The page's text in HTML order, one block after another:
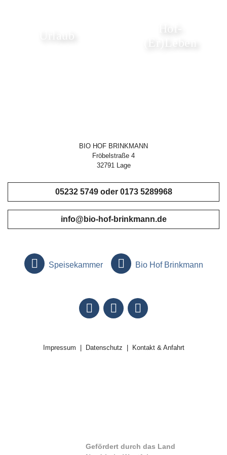
BIO HOF BRINKMANN
Fröbelstraße 4
32791 Lage
05232 5749 oder 0173 5289968
info@bio-hof-brinkmann.de
Speisekammer Bio Hof Brinkmann
Impressum Datenschutz Kontakt & Anfahrt
Gefördert durch das Land